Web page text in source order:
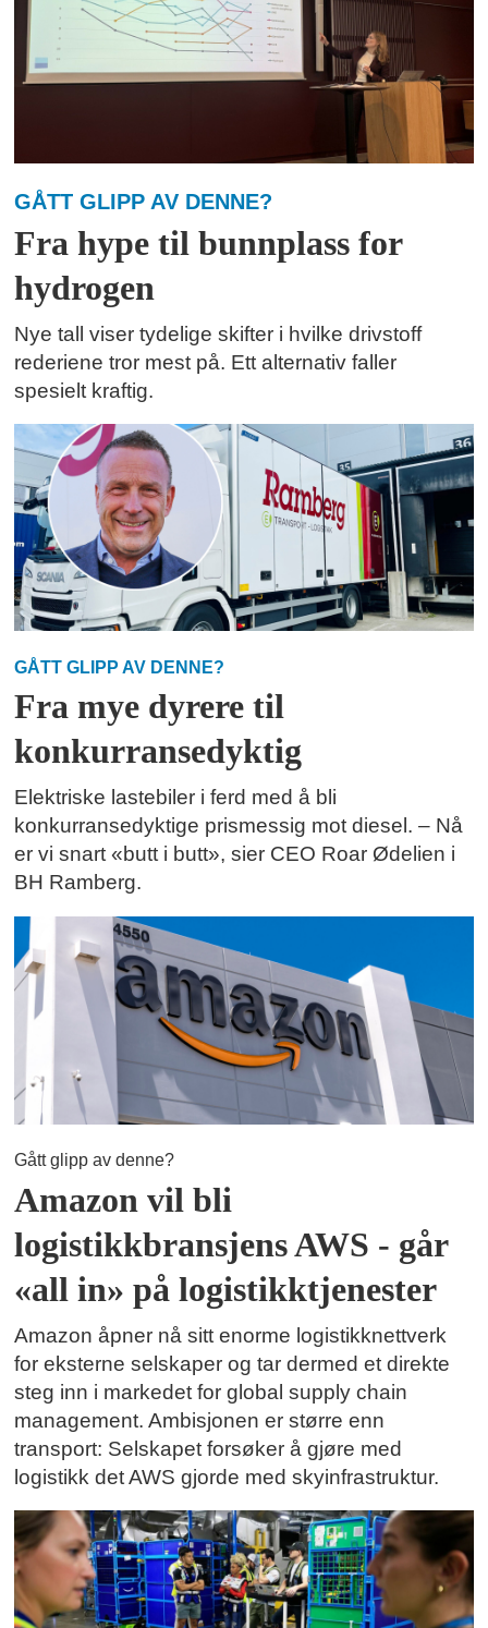
GÅTT GLIPP AV DENNE?
Fra hype til bunnplass for
hydrogen
Nye tall viser tydelige skifter i hvilke drivstoff
rederiene tror mest på. Ett alternativ faller
spesielt kraftig.
GÅTT GLIPP AV DENNE?
Fra mye dyrere til
konkurransedyktig
Elektriske lastebiler i ferd med å bli
konkurransedyktige prismessig mot diesel. – Nå
er vi snart «butt i butt», sier CEO Roar Ødelien i
BH Ramberg.
Gått glipp av denne?
Amazon vil bli
logistikkbransjens AWS - går
«all in» på logistikktjenester
Amazon åpner nå sitt enorme logistikknettverk
for eksterne selskaper og tar dermed et direkte
steg inn i markedet for global supply chain
management. Ambisjonen er større enn
transport: Selskapet forsøker å gjøre med
logistikk det AWS gjorde med skyinfrastruktur.